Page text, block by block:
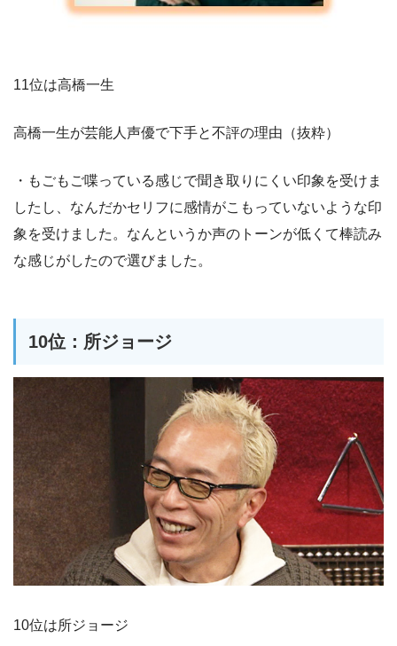
11位は高橋一生
高橋一生が芸能人声優で下手と不評の理由（抜粋）
・もごもご喋っている感じで聞き取りにくい印象を受けま
したし、なんだかセリフに感情がこもっていないような印
象を受けました。なんというか声のトーンが低くて棒読み
な感じがしたので選びました。
10位：所ジョージ
10位は所ジョージ